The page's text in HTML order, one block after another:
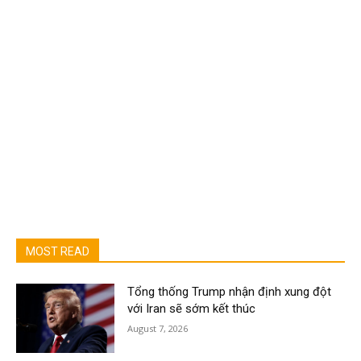
MOST READ
Tổng thống Trump nhận định xung đột
với Iran sẽ sớm kết thúc
August 7, 2026